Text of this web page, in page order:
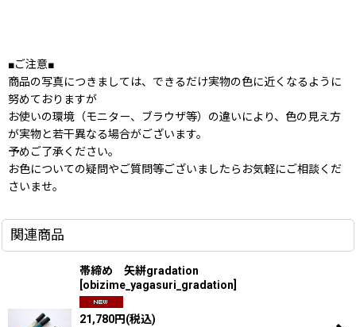
■ご注意■
商品の写真につきましては、できるだけ実物の色に近くなるように
努めておりますが
お使いの環境（モニター、ブラウザ等）の違いにより、色の見え方
が実物と若干異なる場合がございます。
予めご了承ください。
お色についての疑問やご質問等ございましたらお気軽にご相談くだ
さいませ。
関連商品
帯締め 矢絣gradation
[obizime_yagasuri_gradation]
21,780円(税込)